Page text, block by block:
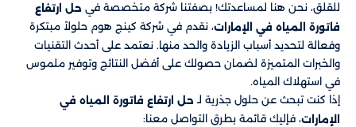
للقلق، نحن هنا لمساعدتك! بصفتنا شركة متخصصة في حل ارتفاع
فاتورة المياه في الإمارات، نقدم في شركة كينج هوم حلولاً مبتكرة
وفعالة لتحديد أسباب الزيادة والحد منها. نعتمد على أحدث التقنيات
والخبرات المتميزة لضمان حصولك على أفضل النتائج وتوفير ملموس
في استهلاك المياه.
إذا كنت تبحث عن حلول جذرية لـ حل ارتفاع فاتورة المياه في
الإمارات، فإليك قائمة بطرق التواصل معنا: